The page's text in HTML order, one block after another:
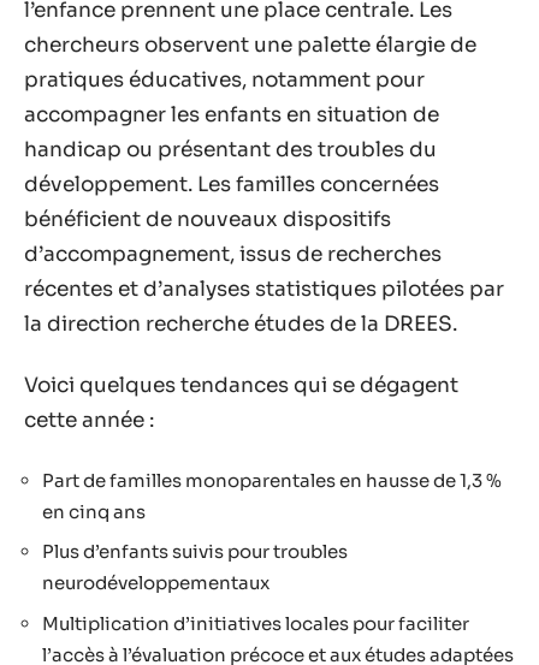
l’enfance prennent une place centrale. Les
chercheurs observent une palette élargie de
pratiques éducatives, notamment pour
accompagner les enfants en situation de
handicap ou présentant des troubles du
développement. Les familles concernées
bénéficient de nouveaux dispositifs
d’accompagnement, issus de recherches
récentes et d’analyses statistiques pilotées par
la direction recherche études de la DREES.
Voici quelques tendances qui se dégagent
cette année :
Part de familles monoparentales en hausse de 1,3 %
en cinq ans
Plus d’enfants suivis pour troubles
neurodéveloppementaux
Multiplication d’initiatives locales pour faciliter
l’accès à l’évaluation précoce et aux études adaptées